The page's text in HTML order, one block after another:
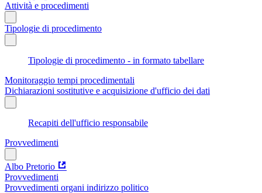
Attività e procedimenti
Tipologie di procedimento
Tipologie di procedimento - in formato tabellare
Monitoraggio tempi procedimentali
Dichiarazioni sostitutive e acquisizione d'ufficio dei dati
Recapiti dell'ufficio responsabile
Provvedimenti
Albo Pretorio
Provvedimenti
Provvedimenti organi indirizzo politico